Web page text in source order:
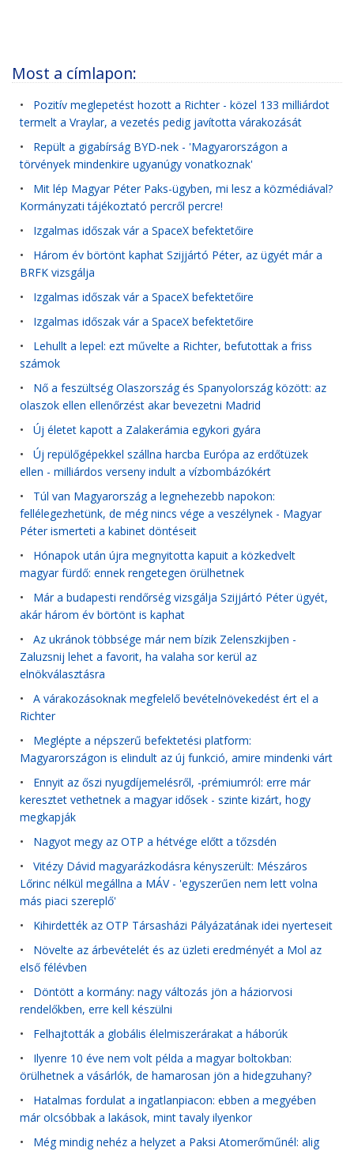
Most a címlapon:
• Pozitív meglepetést hozott a Richter - közel 133 milliárdot
termelt a Vraylar, a vezetés pedig javította várakozását
• Repült a gigabírság BYD-nek - 'Magyarországon a
törvények mindenkire ugyanúgy vonatkoznak'
• Mit lép Magyar Péter Paks-ügyben, mi lesz a közmédiával?
Kormányzati tájékoztató percről percre!
• Izgalmas időszak vár a SpaceX befektetőire
• Három év börtönt kaphat Szijjártó Péter, az ügyét már a
BRFK vizsgálja
• Izgalmas időszak vár a SpaceX befektetőire
• Izgalmas időszak vár a SpaceX befektetőire
• Lehullt a lepel: ezt művelte a Richter, befutottak a friss
számok
• Nő a feszültség Olaszország és Spanyolország között: az
olaszok ellen ellenőrzést akar bevezetni Madrid
• Új életet kapott a Zalakerámia egykori gyára
• Új repülőgépekkel szállna harcba Európa az erdőtüzek
ellen - milliárdos verseny indult a vízbombázókért
• Túl van Magyarország a legnehezebb napokon:
fellélegezhetünk, de még nincs vége a veszélynek - Magyar
Péter ismerteti a kabinet döntéseit
• Hónapok után újra megnyitotta kapuit a közkedvelt
magyar fürdő: ennek rengetegen örülhetnek
• Már a budapesti rendőrség vizsgálja Szijjártó Péter ügyét,
akár három év börtönt is kaphat
• Az ukránok többsége már nem bízik Zelenszkijben -
Zaluzsnij lehet a favorit, ha valaha sor kerül az
elnökválasztásra
• A várakozásoknak megfelelő bevételnövekedést ért el a
Richter
• Meglépte a népszerű befektetési platform:
Magyarországon is elindult az új funkció, amire mindenki várt
• Ennyit az őszi nyugdíjemelésről, -prémiumról: erre már
keresztet vethetnek a magyar idősek - szinte kizárt, hogy
megkapják
• Nagyot megy az OTP a hétvége előtt a tőzsdén
• Vitézy Dávid magyarázkodásra kényszerült: Mészáros
Lőrinc nélkül megállna a MÁV - 'egyszerűen nem lett volna
más piaci szereplő'
• Kihirdették az OTP Társasházi Pályázatának idei nyerteseit
• Növelte az árbevételét és az üzleti eredményét a Mol az
első félévben
• Döntött a kormány: nagy változás jön a háziorvosi
rendelőkben, erre kell készülni
• Felhajtották a globális élelmiszerárakat a háborúk
• Ilyenre 10 éve nem volt példa a magyar boltokban:
örülhetnek a vásárlók, de hamarosan jön a hidegzuhany?
• Hatalmas fordulat a ingatlanpiacon: ebben a megyében
már olcsóbbak a lakások, mint tavaly ilyenkor
• Még mindig nehéz a helyzet a Paksi Atomerőműnél: alig